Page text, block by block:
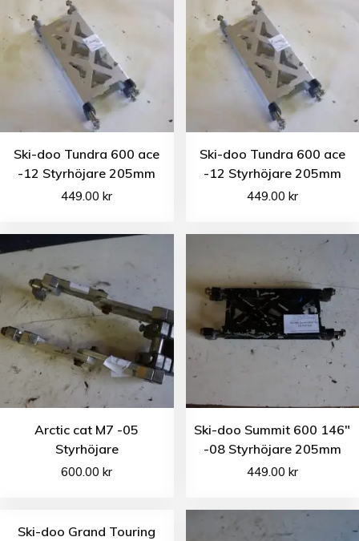
Ski-doo Tundra 600 ace
-12 Styrhöjare 205mm
449.00kr
Ski-doo Tundra 600 ace
-12 Styrhöjare 205mm
449.00 kr
Arctic cat M7 -05
Styrhöjare
600.00kr
Ski-doo Summit 600 146″
-08 Styrhöjare 205mm
449.00 kr
Ski-doo Grand Touring